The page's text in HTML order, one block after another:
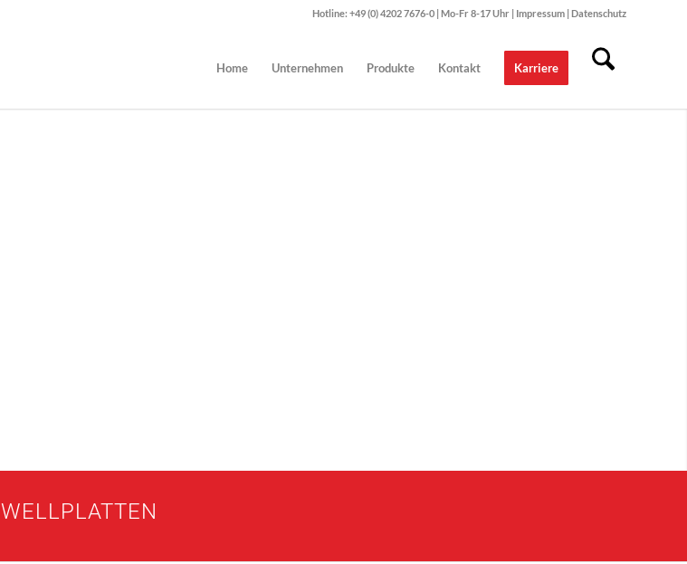
Hotline: +49 (0) 4202 7676-0 | Mo-Fr 8-17 Uhr | Impressum | Datenschutz
Home Unternehmen Produkte Kontakt Karriere
WELLPLATTEN